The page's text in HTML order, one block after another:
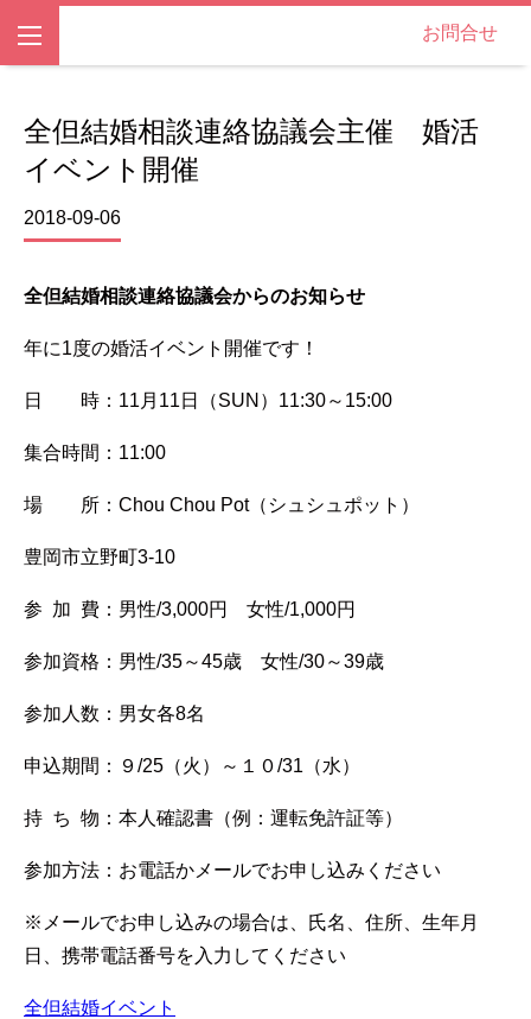
お問合せ
全但結婚相談連絡協議会主催 婚活
イベント開催
2018-09-06
全但結婚相談連絡協議会からのお知らせ
年に1度の婚活イベント開催です！
日 時：11月11日（SUN）11:30～15:00
集合時間：11:00
場 所：Chou Chou Pot（シュシュポット）
豊岡市立野町3-10
参 加 費：男性/3,000円 女性/1,000円
参加資格：男性/35～45歳 女性/30～39歳
参加人数：男女各8名
申込期間：９/25（火）～１０/31（水）
持 ち 物：本人確認書（例：運転免許証等）
参加方法：お電話かメールでお申し込みください
※メールでお申し込みの場合は、氏名、住所、生年月
日、携帯電話番号を入力してください
全但結婚イベント